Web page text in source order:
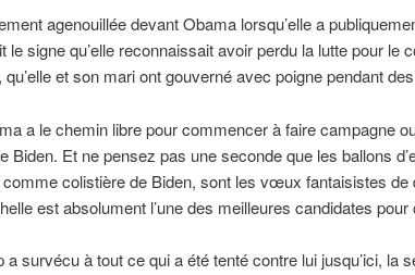
agenouillée devant Obama lorsqu’elle a
le signe qu’elle reconnaissait avoir perdu la lutte pour le
et son mari ont gouverné avec poigne pendant
a le chemin libre pour commencer à faire campagne
Biden. Et ne pensez pas une seconde que les ballons
colistière de Biden, sont les vœux fantaisistes de
est absolument l’une des meilleures candidates pour
a survécu à tout ce qui a été tenté contre lui jusqu’ici, la